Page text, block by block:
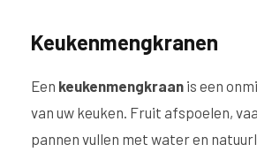
Keukenmengkranen
Een keukenmengkraan is een
van uw keuken. Fruit afspoelen,
pannen vullen met water en